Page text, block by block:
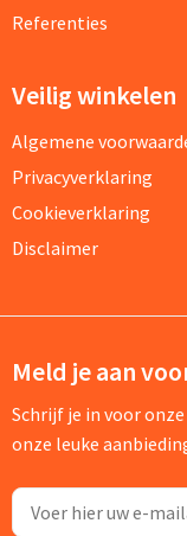
Referenties
Veilig winkelen
Algemene
Privacyverklaring
Cookieverklaring
Disclaimer
Meld je aan
Schrijf je in voor
onze leuke